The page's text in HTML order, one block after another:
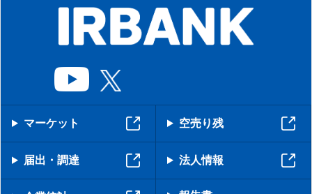
マーケット 空売り残
届出・調達 法人情報